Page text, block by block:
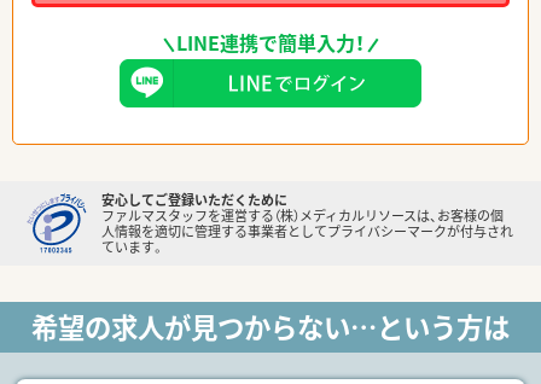
LINE連携で簡単入力！
安心してご登録いただくために
ファルマスタッフを運営する（株）メディカルリソースは、お客様の個
人情報を適切に管理する事業者としてプライバシーマークが付与され
ています。
希望の求人が見つからない…という方は